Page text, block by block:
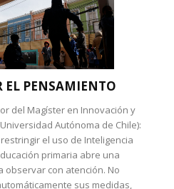
EL PENSAMIENTO
del Magíster en Innovación y
Autónoma de Chile):
el uso de Inteligencia
primaria abre una
observar con atención. No
sus medidas,